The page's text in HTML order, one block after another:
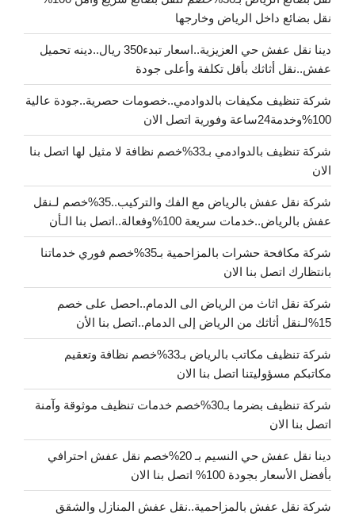
نقل بضائع داخل الرياض وخارجها
دينا نقل عفش حي العزيزية..اسعار تبدء350 ريال..دينه تحميل
عفش..نقل أثاثك بأقل تكلفة وأعلى جودة
شركة تنظيف مكيفات بالدوادمي..خصومات حصرية..جودة عالية
100%وخدمة24ساعة وفورية اتصل الان
شركة تنظيف بالدوادمي بـ33%خصم نظافة لا مثيل لها اتصل بنا
الان
شركة نقل عفش بالرياض مع الفك والتركيب..35%خصم لـنقل
عفش بالرياض..خدمات سريعة 100%وفعالة..اتصل بنا الـأن
شركة مكافحة حشرات بالمزاحمية بـ35%خصم فوري خدماتنا
بانتظارك اتصل بنا الان
شركة نقل اثاث من الرياض الى الدمام..احصل على خصم
15%لـنقل أثاثك من الرياض إلى الدمام..اتصل بنا الأن
شركة تنظيف مكاتب بالرياض بـ33%خصم نظافة وتعقيم
مكاتبكم مسؤوليتنا اتصل بنا الان
شركة تنظيف بضرما بـ30%خصم خدمات تنظيف موثوقة وآمنة
اتصل بنا الان
دينا نقل عفش حي النسيم بـ 20%خصم نقل عفش احترافي
بأفضل الأسعار بجودة 100% اتصل بنا الان
شركة نقل عفش بالمزاحمية..نقل عفش المنازل والشقق